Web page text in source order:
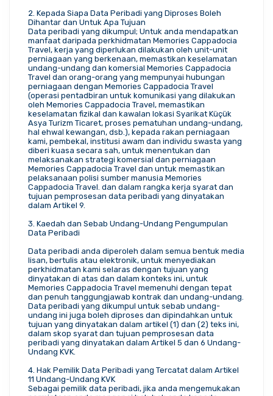
2. Kepada Siapa Data Peribadi yang Diproses Boleh
Dihantar dan Untuk Apa Tujuan
Data peribadi yang dikumpul; Untuk anda mendapatkan
manfaat daripada perkhidmatan Memories Cappadocia
Travel, kerja yang diperlukan dilakukan oleh unit-unit
perniagaan yang berkenaan, memastikan keselamatan
undang-undang dan komersial Memories Cappadocia
Travel dan orang-orang yang mempunyai hubungan
perniagaan dengan Memories Cappadocia Travel
(operasi pentadbiran untuk komunikasi yang dilakukan
oleh Memories Cappadocia Travel, memastikan
keselamatan fizikal dan kawalan lokasi Syarikat Küçük
Asya Turizm Ticaret, proses pematuhan undang-undang,
hal ehwal kewangan, dsb.), kepada rakan perniagaan
kami, pembekal, institusi awam dan individu swasta yang
diberi kuasa secara sah, untuk menentukan dan
melaksanakan strategi komersial dan perniagaan
Memories Cappadocia Travel dan untuk memastikan
pelaksanaan polisi sumber manusia Memories
Cappadocia Travel. dan dalam rangka kerja syarat dan
tujuan pemprosesan data peribadi yang dinyatakan
dalam Artikel 9.
3. Kaedah dan Sebab Undang-Undang Pengumpulan
Data Peribadi
Data peribadi anda diperoleh dalam semua bentuk media
lisan, bertulis atau elektronik, untuk menyediakan
perkhidmatan kami selaras dengan tujuan yang
dinyatakan di atas dan dalam konteks ini, untuk
Memories Cappadocia Travel memenuhi dengan tepat
dan penuh tanggungjawab kontrak dan undang-undang.
Data peribadi yang dikumpul untuk sebab undang-
undang ini juga boleh diproses dan dipindahkan untuk
tujuan yang dinyatakan dalam artikel (1) dan (2) teks ini,
dalam skop syarat dan tujuan pemprosesan data
peribadi yang dinyatakan dalam Artikel 5 dan 6 Undang-
Undang KVK.
4. Hak Pemilik Data Peribadi yang Tercatat dalam Artikel
11 Undang-Undang KVK
Sebagai pemilik data peribadi, jika anda mengemukakan